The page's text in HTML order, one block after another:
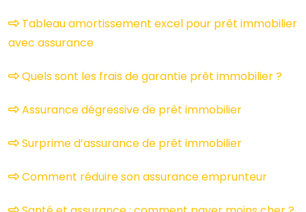
Tableau amortissement excel pour prêt immobilier
avec assurance
Quels sont les frais de garantie prêt immobilier ?
Assurance dégressive de prêt immobilier
Surprime d’assurance de prêt immobilier
Comment réduire son assurance emprunteur